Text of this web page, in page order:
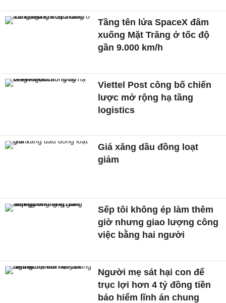
Tầng tên lửa SpaceX đâm
xuống Mặt Trăng ở tốc độ
gần 9.000 km/h
Viettel Post công bố chiến
lược mở rộng hạ tầng
logistics
Giá xăng dầu đồng loạt
giảm
Sếp tôi không ép làm thêm
giờ nhưng giao lượng công
việc bằng hai người
Người mẹ sát hại con để
trục lợi hơn 4 tỷ đồng tiền
bảo hiểm lĩnh án chung